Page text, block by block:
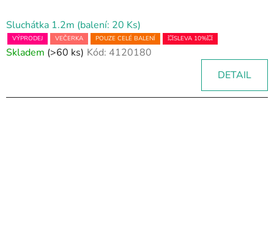
Sluchátka 1.2m (balení: 20 Ks)
VÝPRODEJ VEČERKA POUZE CELÉ BALENÍ 💥SLEVA 10%💥
Skladem (>60 ks) Kód: 4120180
DETAIL